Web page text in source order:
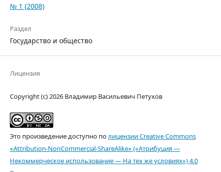
№ 1 (2008)
Раздел
Государство и общество
Лицензия
Copyright (c) 2026 Владимир Васильевич Петухов
Это произведение доступно полицензии Creative Commons
«Attribution-NonCommercial-ShareAlike» («Атрибуция —
Некоммерческое использование — На тех же условиях») 4.0